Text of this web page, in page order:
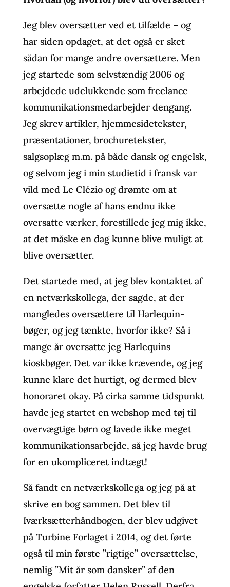
Jeg blev oversætter ved et tilfælde – og
har siden opdaget, at det også er sket
sådan for mange andre oversættere. Men
jeg startede som selvstændig 2006 og
arbejdede udelukkende som freelance
kommunikationsmedarbejder dengang.
Jeg skrev artikler, hjemmesidetekster,
præsentationer, brochuretekster,
salgsoplæg m.m. på både dansk og engelsk,
og selvom jeg i min studietid i fransk var
vild med Le Clézio og drømte om at
oversætte nogle af hans endnu ikke
oversatte værker, forestillede jeg mig ikke,
at det måske en dag kunne blive muligt at
blive oversætter.
Det startede med, at jeg blev kontaktet af
en netværkskollega, der sagde, at der
mangledes oversættere til Harlequin-
bøger, og jeg tænkte, hvorfor ikke? Så i
mange år oversatte jeg Harlequins
kioskbøger. Det var ikke krævende, og jeg
kunne klare det hurtigt, og dermed blev
honoraret okay. På cirka samme tidspunkt
havde jeg startet en webshop med tøj til
overvægtige børn og lavede ikke meget
kommunikationsarbejde, så jeg havde brug
for en ukompliceret indtægt!
Så fandt en netværkskollega og jeg på at
skrive en bog sammen. Det blev til
Iværksætterhåndbogen, der blev udgivet
på Turbine Forlaget i 2014, og det førte
også til min første ”rigtige” oversættelse,
nemlig ”Mit år som dansker” af den